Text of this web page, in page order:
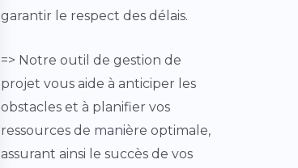
garantir le respect des délais.
=> Notre outil de gestion de
projet vous aide à anticiper les
obstacles et à planifier vos
ressources de manière optimale,
assurant ainsi le succès de vos